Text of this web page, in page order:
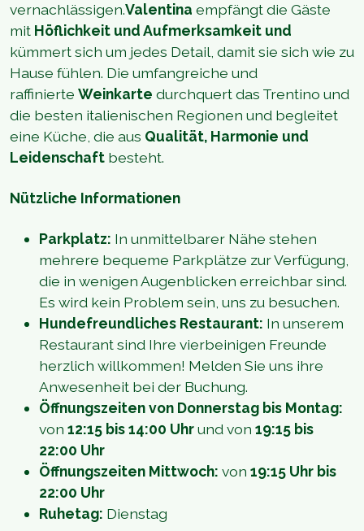
vernachlässigen.Valentina empfängt die Gäste
mit Höflichkeit und Aufmerksamkeit und
kümmert sich um jedes Detail, damit sie sich wie zu
Hause fühlen. Die umfangreiche und
raffinierte Weinkarte durchquert das Trentino und
die besten italienischen Regionen und begleitet
eine Küche, die aus Qualität, Harmonie und
Leidenschaft besteht.
Nützliche Informationen
Parkplatz: In unmittelbarer Nähe stehen
mehrere bequeme Parkplätze zur Verfügung,
die in wenigen Augenblicken erreichbar sind.
Es wird kein Problem sein, uns zu besuchen.
Hundefreundliches Restaurant: In unserem
Restaurant sind Ihre vierbeinigen Freunde
herzlich willkommen! Melden Sie uns ihre
Anwesenheit bei der Buchung.
Öffnungszeiten von Donnerstag bis Montag:
von 12:15 bis 14:00 Uhrund von 19:15 bis
22:00 Uhr
Öffnungszeiten Mittwoch: von 19:15 Uhr bis
22:00 Uhr
Ruhetag: Dienstag